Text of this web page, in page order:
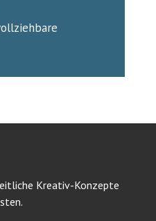
Kreativ-Konzepte